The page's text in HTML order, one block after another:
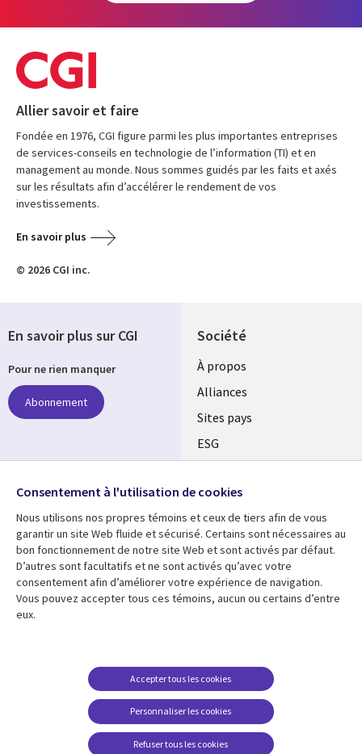
Allier savoir et faire
Fondée en 1976, CGI figure parmi les plus importantes entreprises
de services-conseils en technologie de l’information (TI) et en
management au monde. Nous sommes guidés par les faits et axés
sur les résultats afin d’accélérer le rendement de vos
investissements.
En savoir plus
© 2026 CGI inc.
Société
À propos
Alliances
Sites pays
ESG
Fusions
Salle de presse
Ressources
Articles
Études de cas
Baladodiffusions
Support
Restrictions et
conditions juridiques
Carrières FAQ
Centre de gestion des
En savoir plus sur CGI
Pour ne rien manquer
Abonnement
Suivez-nous
Social
Media
Global
FR
Consentement à l'utilisation de cookies
Nous utilisons nos propres témoins et ceux de tiers afin de vous
garantir un site Web fluide et sécurisé. Certains sont nécessaires au
bon fonctionnement de notre site Web et sont activés par défaut.
D’autres sont facultatifs et ne sont activés qu’avec votre
consentement afin d’améliorer votre expérience de navigation.
Vous pouvez accepter tous ces témoins, aucun ou certains d’entre
eux.
Personnaliser les cookies
Accepter tous les cookies
Refuser tous les cookies